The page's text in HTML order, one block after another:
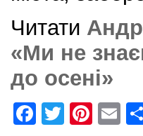
Читати
«Ми не
до осені»
F
T
Pi
E